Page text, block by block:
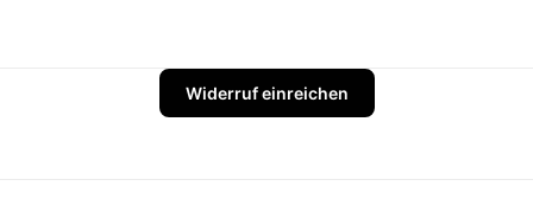
Widerruf einreichen